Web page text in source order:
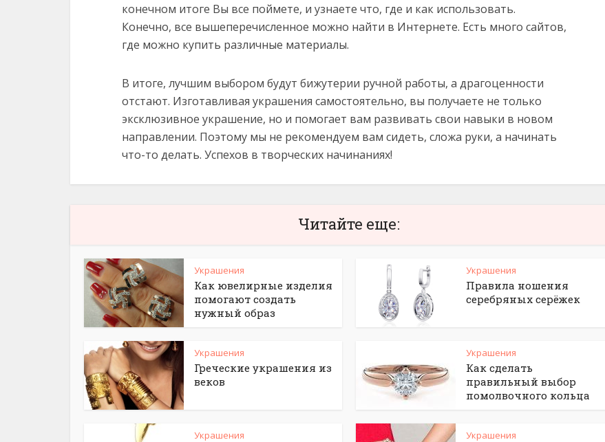
конечном итоге Вы все поймете, и узнаете что, где и как использовать.
Конечно, все вышеперечисленное можно найти в Интернете. Есть много сайтов,
где можно купить различные материалы.
В итоге, лучшим выбором будут бижутерии ручной работы, а драгоценности
отстают. Изготавливая украшения самостоятельно, вы получаете не только
эксклюзивное украшение, но и помогает вам развивать свои навыки в новом
направлении. Поэтому мы не рекомендуем вам сидеть, сложа руки, а начинать
что-то делать. Успехов в творческих начинаниях!
Читайте еще:
Украшения
Как ювелирные изделия
помогают создать
нужный образ
Украшения
Правила ношения
серебряных серёжек
Украшения
Греческие украшения из
веков
Украшения
Как сделать
правильный выбор
помолвочного кольца
Украшения Украшения